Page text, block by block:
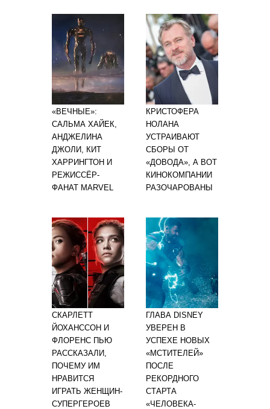
«ВЕЧНЫЕ»:
САЛЬМА ХАЙЕК,
АНДЖЕЛИНА
ДЖОЛИ, КИТ
ХАРРИНГТОН И
РЕЖИССЁР-
ФАНАТ MARVEL
КРИСТОФЕРА
НОЛАНА
УСТРАИВАЮТ
СБОРЫ ОТ
«ДОВОДА», А ВОТ
КИНОКОМПАНИИ
РАЗОЧАРОВАНЫ
СКАРЛЕТТ
ЙОХАНССОН И
ФЛОРЕНС ПЬЮ
РАССКАЗАЛИ,
ПОЧЕМУ ИМ
НРАВИТСЯ
ИГРАТЬ ЖЕНЩИН-
СУПЕРГЕРОЕВ
ГЛАВА DISNEY
УВЕРЕН В
УСПЕХЕ НОВЫХ
«МСТИТЕЛЕЙ»
ПОСЛЕ
РЕКОРДНОГО
СТАРТА
«ЧЕЛОВЕКА-